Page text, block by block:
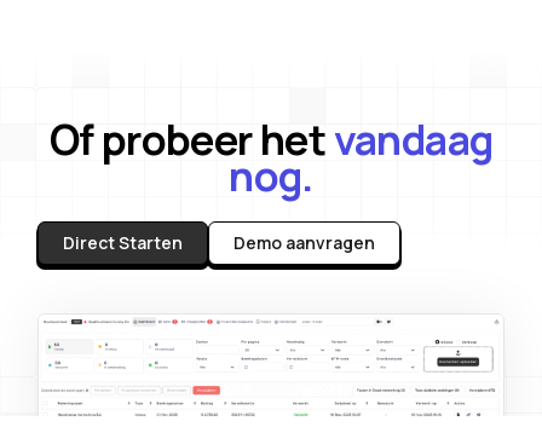
Of probeer hetvandaag
nog.
Direct Starten Demo aanvragen